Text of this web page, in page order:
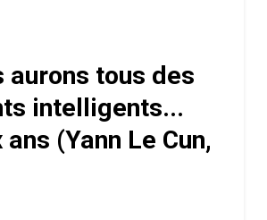
aurons tous des
intelligents...
(Yann Le Cun,